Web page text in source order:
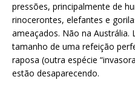
pressões, principalmente de
rinocerontes, elefantes e
ameaçados. Não na Austrália.
tamanho de uma refeição
raposa (outra espécie
estão desaparecendo.